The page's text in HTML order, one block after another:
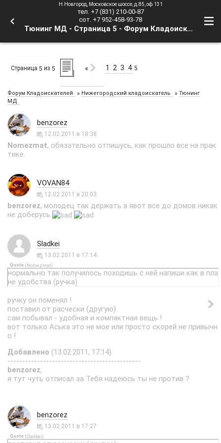
Н.Новгород, Московское шоссе, д.85, оф.131
тел. +7 (831) 210-00-87
сот. +7 952-458-93-78
Тюнинг МД - Страница 5 - Форум Кладоискателей
Страница 5 из 5 « 1 2 3 4 5
Форум Кладоискателей » Нижегородский кладоискатель » Тюнинг
МД
benzorez
12.02.2011 в 18:38
Nomezmat, обязательно отпишусь, как прошло все на прак
тике.
VOVAN84
12.02.2011 в 20:03
benzorez, молодец так держать а явот все до домов никак
не доберусь
Sladkei
13.02.2011 в 17:14
Quote (Nomezmat)
нормально так получилось походишь с ней напиши как в пла
не удобства (ручка)
ручку он поменял !
поставил от расчески (другую)
сам побывал - удобная и компактная вещь !
вот только Аська это не мое или просто скорей не привычн
о !
Добавлено (13.02.2011, 17:14)
---------------------------------------------
benzorez,
я тут чуть отписал за Тебя надеюсь ты не против ?
benzorez
13.02.2011 в 17:27
Quote (Sladkei)